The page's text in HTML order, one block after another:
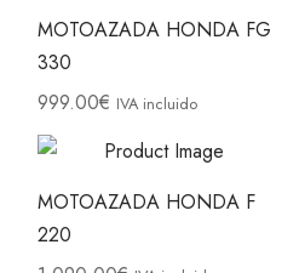
MOTOAZADA HONDA FG
330
999.00€ IVA incluido
MOTOAZADA HONDA F
220